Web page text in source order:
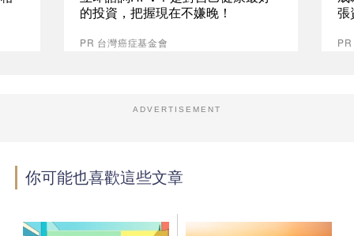
的投資，把握現在不嫌晚！
PR 台灣癌症基金會
張
ADVERTISEMENT
你可能也喜歡這些文章